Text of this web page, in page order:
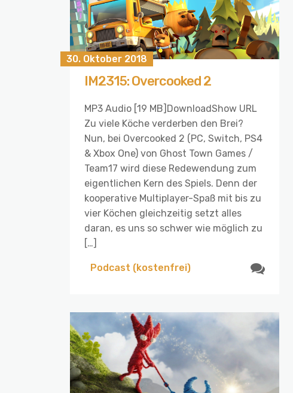
30. Oktober 2018
IM2315: Overcooked 2
MP3 Audio [19 MB]DownloadShow URL
Zu viele Köche verderben den Brei?
Nun, bei Overcooked 2 (PC, Switch, PS4
& Xbox One) von Ghost Town Games /
Team17 wird diese Redewendung zum
eigentlichen Kern des Spiels. Denn der
kooperative Multiplayer-Spaß mit bis zu
vier Köchen gleichzeitig setzt alles
daran, es uns so schwer wie möglich zu
[…]
Podcast (kostenfrei)